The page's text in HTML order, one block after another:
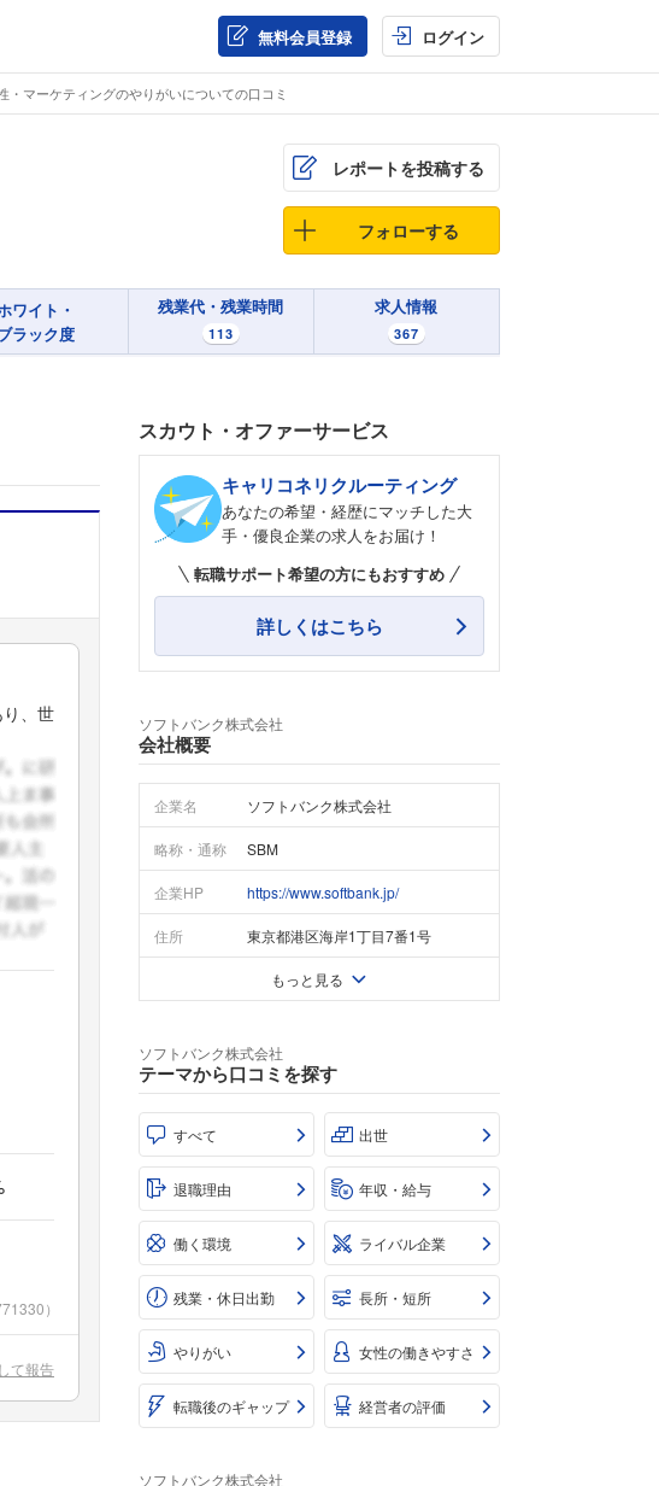
無料会員登録 ログイン
・マーケティングのやりがいについての口コミ
レポートを投稿する
フォローする
ワイト・
ラック度
残業代・残業時間
113
求人情報
367
、世
）
て報告
スカウト・オファーサービス
キャリコネリクルーティング
あなたの希望・経歴にマッチした大
手・優良企業の求人をお届け！
転職サポート希望の方にもおすすめ
詳しくはこちら
ソフトバンク株式会社
会社概要
企業名 ソフトバンク株式会社
略称・通称 SBM
企業HP https://www.softbank.jp/
住所 東京都港区海岸1丁目7番1号
もっと見る
ソフトバンク株式会社
テーマから口コミを探す
すべて 出世
退職理由 年収・給与
働く環境 ライバル企業
残業・休日出勤 長所・短所
やりがい 女性の働きやすさ
転職後のギャップ 経営者の評価
ソフトバンク株式会社